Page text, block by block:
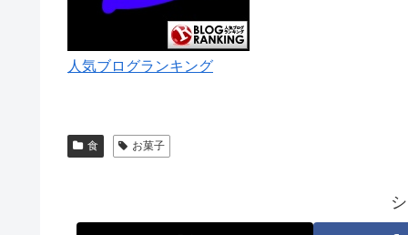
人気ブログランキング
食 お菓子